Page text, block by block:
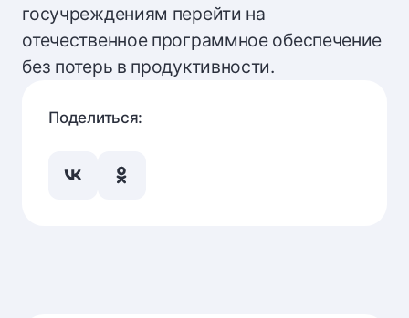
госучреждениям перейти на
отечественное программное обеспечение
без потерь в продуктивности.
Поделиться: